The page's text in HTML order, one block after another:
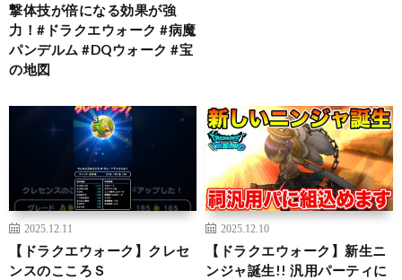
撃体技が倍になる効果が強
力！#ドラクエウォーク #病魔
パンデルム #DQウォーク #宝
の地図
2025.12.11
【ドラクエウォーク】クレセ
ンスのこころＳ
2025.12.10
【ドラクエウォーク】新生ニ
ンジャ誕生!! 汎用パーティに